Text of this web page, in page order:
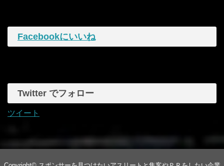
Facebookにいいね
Twitter でフォロー
ツイート